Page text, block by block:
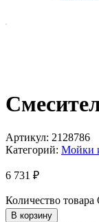
Артикул: 2128786
Категорий: Мойки
6 731 ₽
Количество
В корзину